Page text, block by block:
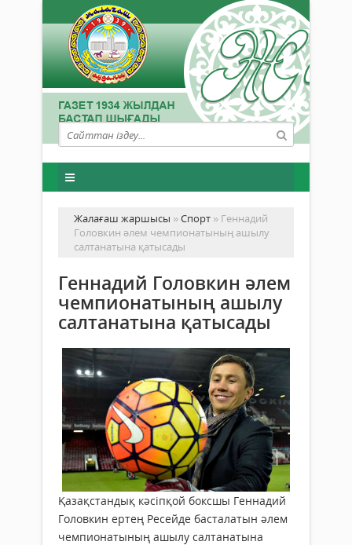
Жалағаш жаршысы »Спорт » Геннадий
Головкин әлем чемпионатының ашылу
салтанатына қатысады
Геннадий Головкин әлем
чемпионатының ашылу
салтанатына қатысады
Қазақстандық кәсіпқой боксшы Геннадий
Головкин ертең Ресейде басталатын әлем
чемпионатының ашылу салтанатына